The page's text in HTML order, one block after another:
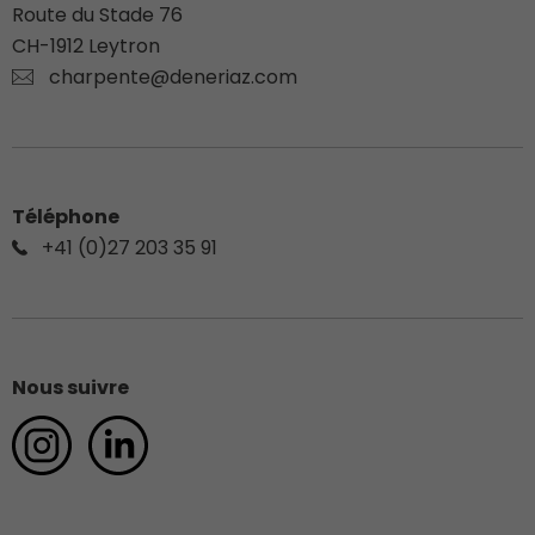
Route du Stade 76
CH-1912 Leytron
charpente@deneriaz.com
Téléphone
+41 (0)27 203 35 91
Nous suivre